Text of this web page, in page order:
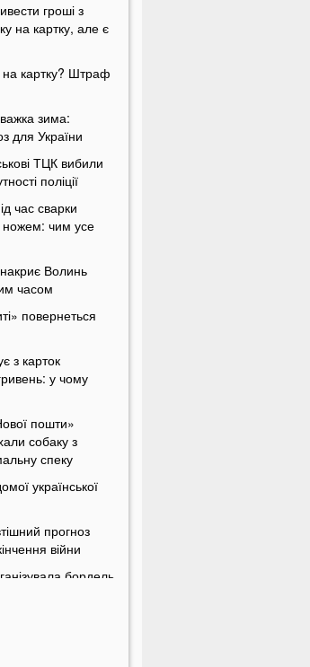
гроші з
на картку, але є
картку? Штраф
зима:
для України
ТЦК вибили
поліції
час сварки
ножем: чим усе
Волинь
часом
повернеться
з карток
у чому
пошти»
собаку з
спеку
української
прогноз
війни
бордель
будуть